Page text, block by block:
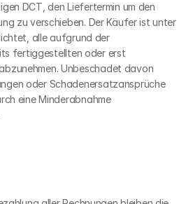
DCT, den Liefertermin um den
zu verschieben. Der Käufer ist unter
alle aufgrund der
fertiggestellten oder erst
Unbeschadet davon
oder Schadenersatzansprüche
eine Minderabnahme